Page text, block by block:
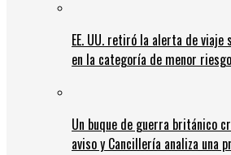
EE. UU. retiró la alerta de viaje
en la categoría de menor riesgo
Un buque de guerra británico
aviso y Cancillería analiza una